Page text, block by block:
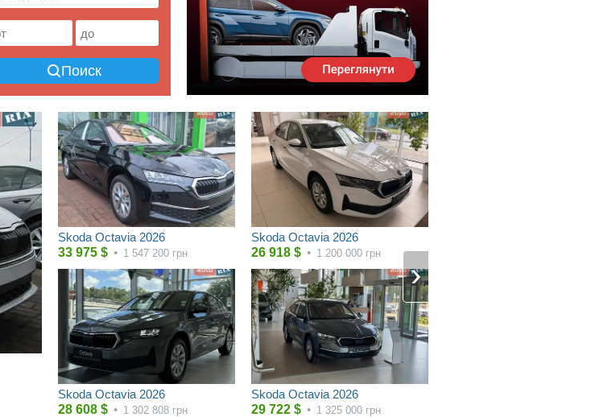
Поиск
Skoda Octavia 2026
33 975 $ • 1 547 200 грн
Skoda Octavia 2026
28 608 $ • 1 302 808 грн
Skoda Octavia 2026
26 918 $ • 1 200 000 грн
Skoda Octavia 2026
29 722 $ • 1 325 000 грн